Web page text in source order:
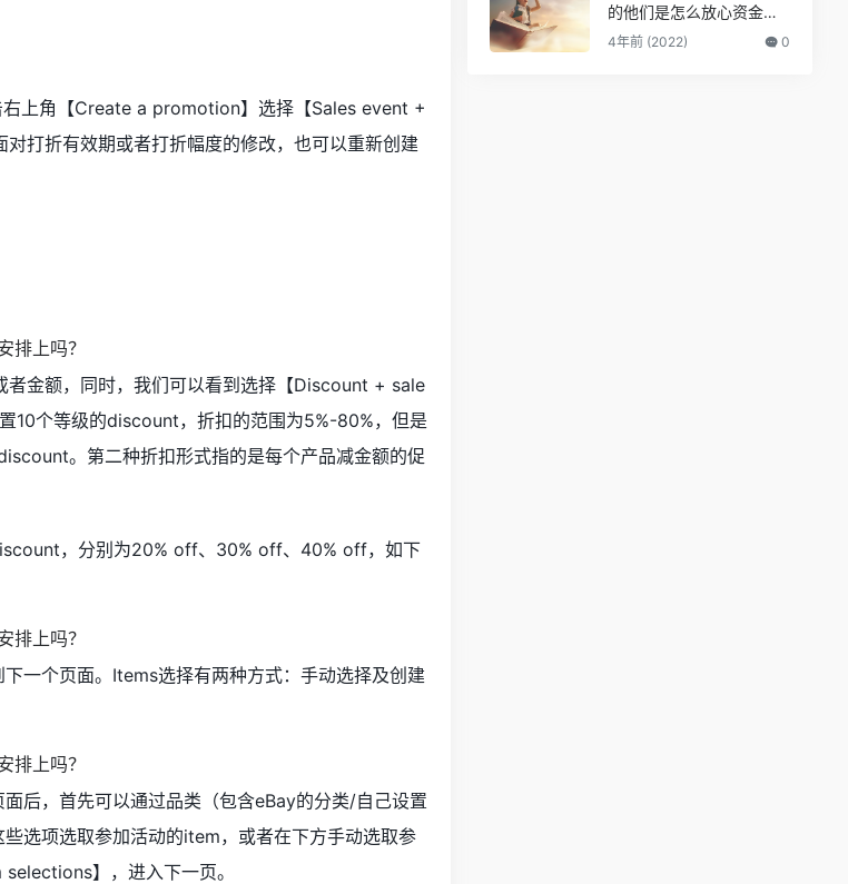
上角【Create a promotion】选择【Sales event +
打折有效期或者打折幅度的修改，也可以重新创建
金额，同时，我们可以看到选择【Discount + sale
10个等级的discount，折扣的范围为5%-80%，但是
。第二种折扣形式指的是每个产品减金额的促
，分别为20% off、30% off、40% off，如下
一个页面。Items选择有两种方式：手动选择及创建
后，首先可以通过品类（包含eBay的分类/自己设置
选项选取参加活动的item，或者在下方手动选取参
】，进入下一页。
的他们是怎么放心资金安
全的？
4年前 (2022) 0